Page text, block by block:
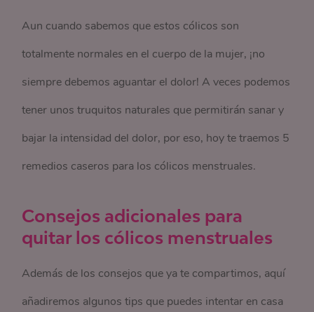
Aun cuando sabemos que estos cólicos son
totalmente normales en el cuerpo de la mujer, ¡no
siempre debemos aguantar el dolor! A veces podemos
tener unos truquitos naturales que permitirán sanar y
bajar la intensidad del dolor, por eso, hoy te traemos 5
remedios caseros para los cólicos menstruales.
Consejos adicionales para
quitar los cólicos menstruales
Además de los consejos que ya te compartimos, aquí
añadiremos algunos tips que puedes intentar en casa